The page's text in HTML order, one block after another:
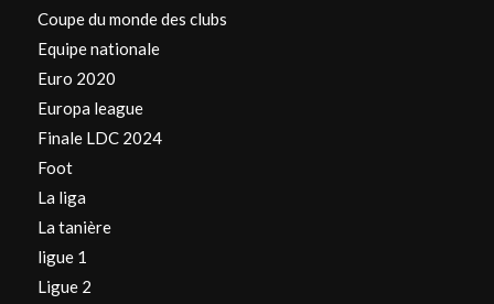
Coupe du monde des clubs
Equipe nationale
Euro 2020
Europa league
Finale LDC 2024
Foot
La liga
La tanière
ligue 1
Ligue 2